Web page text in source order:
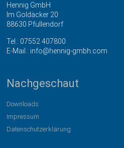
Hennig GmbH
Im Goldäcker 20
88630 Pfullendorf
Tel.: 07552 407800
E-Mail.: info@hennig-gmbh.com
Nachgeschaut
Downloads
Impressum
Datenschutzerklärung